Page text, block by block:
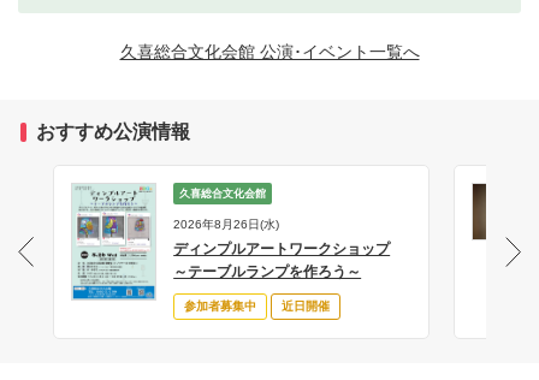
久喜総合文化会館 公演･イベント一覧へ
おすすめ公演情報
久喜総合文化会館
2026年8月26日(水)
ディンプルアートワークショップ
～テーブルランプを作ろう～
参加者募集中 近日開催